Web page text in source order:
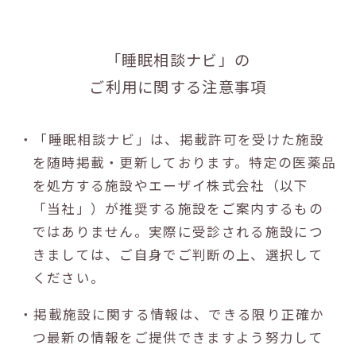
「睡眠相談ナビ」の
ご利用に関する注意事項
・「睡眠相談ナビ」は、掲載許可を受けた施設
を随時掲載・更新しております。特定の医薬品
を処方する施設やエーザイ株式会社（以下
「当社」）が推奨する施設をご案内するもの
ではありません。実際に受診される施設につ
きましては、ご自身でご判断の上、選択して
ください。
・掲載施設に関する情報は、できる限り正確か
つ最新の情報をご提供できますよう努力して